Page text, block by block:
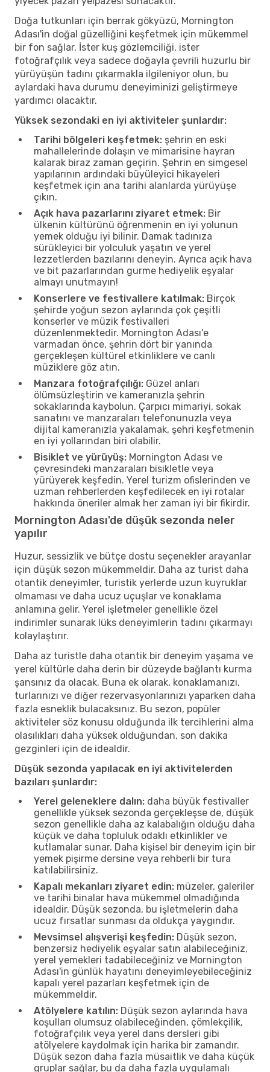
Doğa tutkunları için berrak gökyüzü, Mornington
Adası'in doğal güzelliğini keşfetmek için mükemmel
bir fon sağlar. İster kuş gözlemciliği, ister
fotoğrafçılık veya sadece doğayla çevrili huzurlu bir
yürüyüşün tadını çıkarmakla ilgileniyor olun, bu
aylardaki hava durumu deneyiminizi geliştirmeye
yardımcı olacaktır.
Yüksek sezondaki en iyi aktiviteler şunlardır:
Tarihi bölgeleri keşfetmek: şehrin en eski
mahallelerinde dolaşın ve mimarisine hayran
kalarak biraz zaman geçirin. Şehrin en simgesel
yapılarının ardındaki büyüleyici hikayeleri
keşfetmek için ana tarihi alanlarda yürüyüşe
çıkın.
Açık hava pazarlarını ziyaret etmek: Bir
ülkenin kültürünü öğrenmenin en iyi yolunun
yemek olduğu iyi bilinir. Damak tadınıza
sürükleyici bir yolculuk yaşatın ve yerel
lezzetlerden bazılarını deneyin. Ayrıca açık hava
ve bit pazarlarından gurme hediyelik eşyalar
almayı unutmayın!
Konserlere ve festivallere katılmak: Birçok
şehirde yoğun sezon aylarında çok çeşitli
konserler ve müzik festivalleri
düzenlenmektedir. Mornington Adası'e
varmadan önce, şehrin dört bir yanında
gerçekleşen kültürel etkinliklere ve canlı
müziklere göz atın.
Manzara fotoğrafçılığı: Güzel anları
ölümsüzleştirin ve kameranızla şehrin
sokaklarında kaybolun. Çarpıcı mimariyi, sokak
sanatını ve manzaraları telefonunuzla veya
dijital kameranızla yakalamak, şehri keşfetmenin
en iyi yollarından biri olabilir.
Bisiklet ve yürüyüş: Mornington Adası ve
çevresindeki manzaraları bisikletle veya
yürüyerek keşfedin. Yerel turizm ofislerinden ve
uzman rehberlerden keşfedilecek en iyi rotalar
hakkında öneriler almak her zaman iyi bir fikirdir.
Mornington Adası'de düşük sezonda neler
yapılır
Huzur, sessizlik ve bütçe dostu seçenekler arayanlar
için düşük sezon mükemmeldir. Daha az turist daha
otantik deneyimler, turistik yerlerde uzun kuyruklar
olmaması ve daha ucuz uçuşlar ve konaklama
anlamına gelir. Yerel işletmeler genellikle özel
indirimler sunarak lüks deneyimlerin tadını çıkarmayı
kolaylaştırır.
Daha az turistle daha otantik bir deneyim yaşama ve
yerel kültürle daha derin bir düzeyde bağlantı kurma
şansınız da olacak. Buna ek olarak, konaklamanızı,
turlarınızı ve diğer rezervasyonlarınızı yaparken daha
fazla esneklik bulacaksınız. Bu sezon, popüler
aktiviteler söz konusu olduğunda ilk tercihlerini alma
olasılıkları daha yüksek olduğundan, son dakika
gezginleri için de idealdir.
Düşük sezonda yapılacak en iyi aktivitelerden
bazıları şunlardır:
Yerel geleneklere dalın: daha büyük festivaller
genellikle yüksek sezonda gerçekleşse de, düşük
sezon genellikle daha az kalabalığın olduğu daha
küçük ve daha topluluk odaklı etkinlikler ve
kutlamalar sunar. Daha kişisel bir deneyim için bir
yemek pişirme dersine veya rehberli bir tura
katılabilirsiniz.
Kapalı mekanları ziyaret edin: müzeler, galeriler
ve tarihi binalar hava mükemmel olmadığında
idealdir. Düşük sezonda, bu işletmelerin daha
ucuz fırsatlar sunması da oldukça yaygındır.
Mevsimsel alışverişi keşfedin: Düşük sezon,
benzersiz hediyelik eşyalar satın alabileceğiniz,
yerel yemekleri tadabileceğiniz ve Mornington
Adası'in günlük hayatını deneyimleyebileceğiniz
kapalı yerel pazarları keşfetmek için de
mükemmeldir.
Atölyelere katılın: Düşük sezon aylarında hava
koşulları olumsuz olabileceğinden, çömlekçilik,
fotoğrafçılık veya yerel dans dersleri gibi
atölyelere kaydolmak için harika bir zamandır.
Düşük sezon daha fazla müsaitlik ve daha küçük
gruplar sağlar, bu da daha fazla uygulamalı